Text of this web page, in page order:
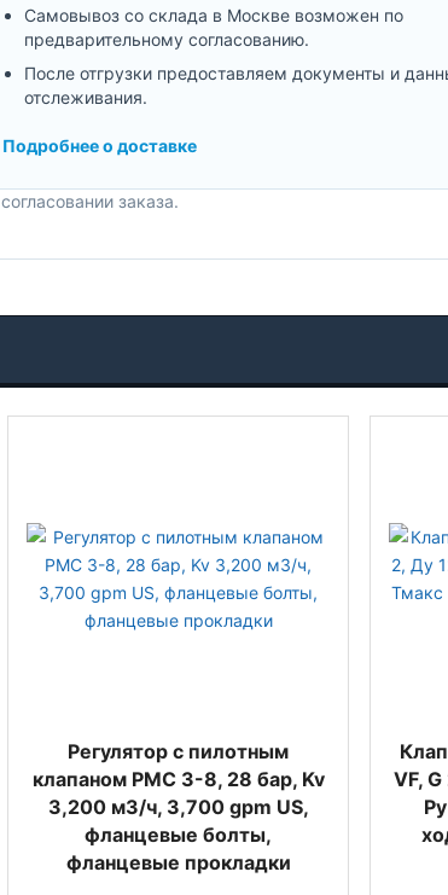
Самовывоз со склада в Москве возможен по
предварительному согласованию.
После отгрузки предоставляем документы и
отслеживания.
Подробнее о доставке
заказа.
Регулятор с пилотным
клапаном PMC 3-8, 28 бар, Kv
3,200 м3/ч, 3,700 gpm US,
фланцевые болты,
фланцевые прокладки
VF,